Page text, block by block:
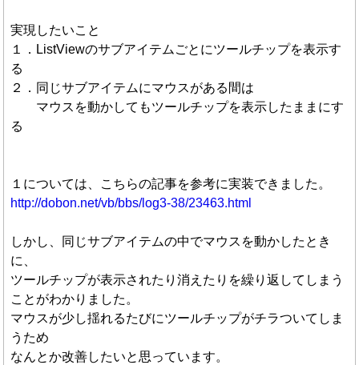
実現したいこと
１．ListViewのサブアイテムごとにツールチップを表示す
る
２．同じサブアイテムにマウスがある間は
マウスを動かしてもツールチップを表示したままにす
る
１については、こちらの記事を参考に実装できました。
http://dobon.net/vb/bbs/log3-38/23463.html
しかし、同じサブアイテムの中でマウスを動かしたとき
に、
ツールチップが表示されたり消えたりを繰り返してしまう
ことがわかりました。
マウスが少し揺れるたびにツールチップがチラついてしま
うため
なんとか改善したいと思っています。